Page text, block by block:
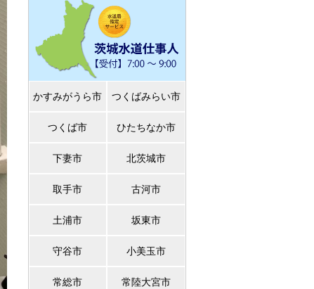
かすみがうら市 つくばみらい市
つくば市 ひたちなか市
下妻市 北茨城市
取手市 古河市
土浦市 坂東市
守谷市 小美玉市
常総市 常陸大宮市